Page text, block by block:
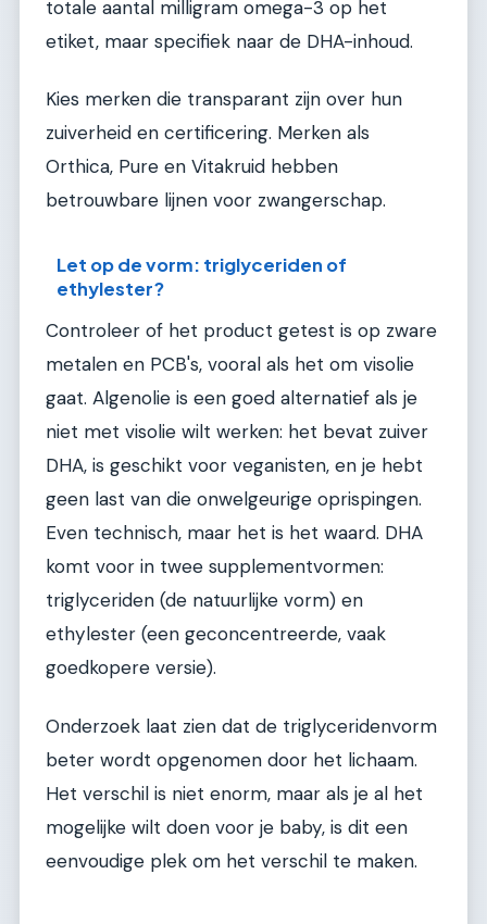
totale aantal milligram omega-3 op het
etiket, maar specifiek naar de DHA-inhoud.
Kies merken die transparant zijn over hun
zuiverheid en certificering. Merken als
Orthica, Pure en Vitakruid hebben
betrouwbare lijnen voor zwangerschap.
Let op de vorm: triglyceriden of
ethylester?
Controleer of het product getest is op zware
metalen en PCB's, vooral als het om visolie
gaat. Algenolie is een goed alternatief als je
niet met visolie wilt werken: het bevat zuiver
DHA, is geschikt voor veganisten, en je hebt
geen last van die onwelgeurige oprispingen.
Even technisch, maar het is het waard. DHA
komt voor in twee supplementvormen:
triglyceriden (de natuurlijke vorm) en
ethylester (een geconcentreerde, vaak
goedkopere versie).
Onderzoek laat zien dat de triglyceridenvorm
beter wordt opgenomen door het lichaam.
Het verschil is niet enorm, maar als je al het
mogelijke wilt doen voor je baby, is dit een
eenvoudige plek om het verschil te maken.